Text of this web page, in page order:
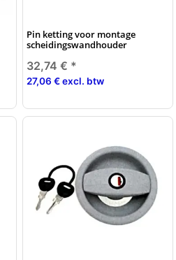
Pin ketting voor montage
scheidingswandhouder
32,74 € *
27,06 € excl. btw